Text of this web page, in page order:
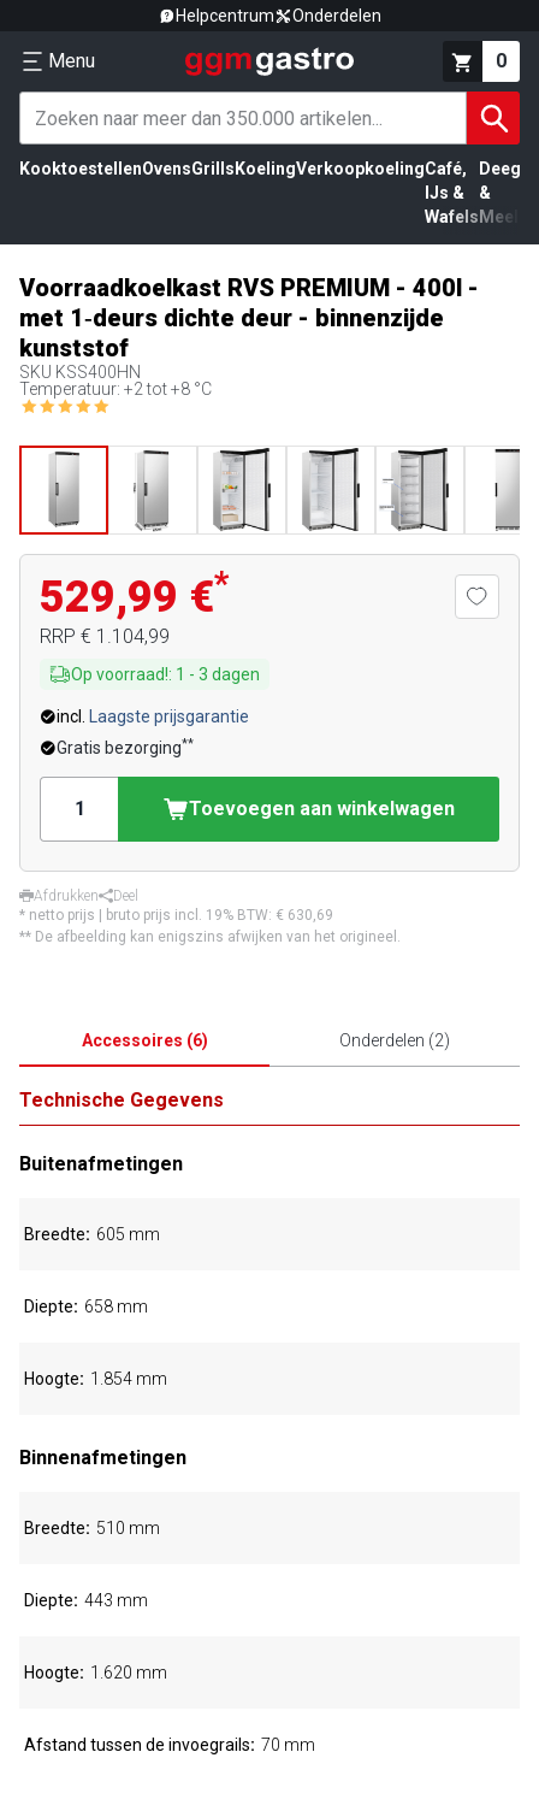
Helpcentrum Onderdelen
Menu 0
KooktoestellenOvensGrills KoelingVerkoopkoelingCafé,
IJs &
Wafels
Deeg
&
Meel
Voorraadkoelkast RVS PREMIUM - 400l -
met 1‑deurs dichte deur - binnenzijde
kunststof
SKU KSS400HN
Temperatuur: +2 tot +8 °C
529,99 €*
RRP € 1.104,99
Op voorraad!: 1 - 3 dagen
incl.
Laagste prijsgarantie
Gratis bezorging**
Toevoegen aan winkelwagen
Afdrukken
Deel
* netto prijs | bruto prijs incl. 19% BTW: € 630,69
** De afbeelding kan enigszins afwijken van het origineel.
Accessoires (6) Onderdelen (2)
Technische Gegevens
Buitenafmetingen
Breedte 605 mm
Diepte 658 mm
Hoogte 1.854 mm
Binnenafmetingen
Breedte 510 mm
Diepte 443 mm
Hoogte 1.620 mm
Afstand tussen de invoegrails 70 mm